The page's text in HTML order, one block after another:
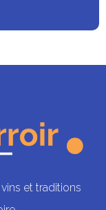
et traditions